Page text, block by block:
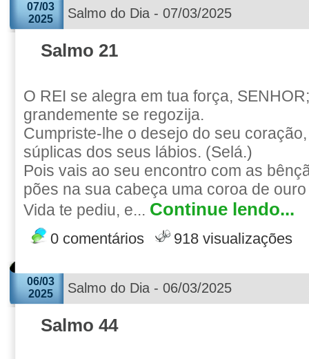
07/03
2025
Salmo do Dia - 07/03/2025
Salmo 21
O REI se alegra em tua força,
grandemente se regozija.
Cumpriste-lhe o desejo do seu
súplicas dos seus lábios. (Selá.)
Pois vais ao seu encontro com as
pões na sua cabeça uma coroa de
Vida te pediu, e... Continue lendo...
0 comentários 918 visualizações
06/03
2025
Salmo do Dia - 06/03/2025
Salmo 44